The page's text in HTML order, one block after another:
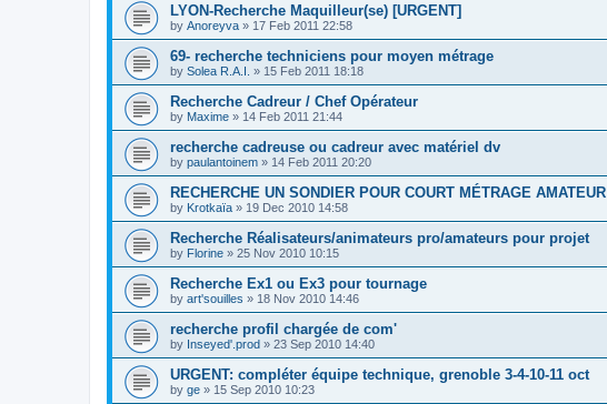
LYON-Recherche Maquilleur(se) [URGENT]
by Anoreyva » 17 Feb 2011 22:58
69- recherche techniciens pour moyen métrage
by Solea R.A.I. » 15 Feb 2011 18:18
Recherche Cadreur / Chef Opérateur
by Maxime » 14 Feb 2011 21:44
recherche cadreuse ou cadreur avec matériel dv
by paulantoinem » 14 Feb 2011 20:20
RECHERCHE UN SONDIER POUR COURT MÉTRAGE AMATEUR
by Krotkaïa » 19 Dec 2010 14:58
Recherche Réalisateurs/animateurs pro/amateurs pour projet
by Florine » 25 Nov 2010 10:15
Recherche Ex1 ou Ex3 pour tournage
by art'souilles » 18 Nov 2010 14:46
recherche profil chargée de com'
by Inseyed'.prod » 23 Sep 2010 14:40
URGENT: compléter équipe technique, grenoble 3-4-10-11 oct
by ge » 15 Sep 2010 10:23